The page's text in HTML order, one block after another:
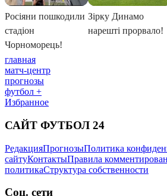
главная
матч-центр
прогнозы
футбол +
Избранное
САЙТ ФУТБОЛ 24
РедакцияПрогнозыПолитика
сайтуКонтактыПравила
политикаСтруктура собственности
Соц. сети